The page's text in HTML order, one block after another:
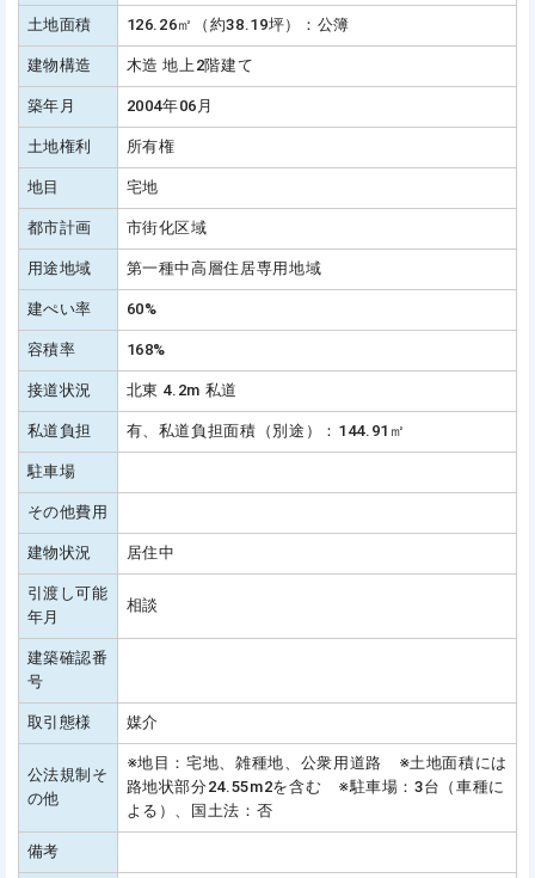
土地面積 126.26㎡（約38.19坪）：公簿
建物構造 木造 地上2階建て
築年月 2004年06月
土地権利 所有権
地目 宅地
都市計画 市街化区域
用途地域 第一種中高層住居専用地域
建ぺい率 60%
容積率 168%
接道状況 北東 4.2m 私道
私道負担 有、私道負担面積（別途）：144.91㎡
駐車場
その他費用
建物状況 居住中
引渡し可能
年月
相談
建築確認番
号
取引態様 媒介
公法規制そ
の他
※地目：宅地、雑種地、公衆用道路 ※土地面積には
路地状部分24.55m2を含む ※駐車場：3台（車種に
よる）、国土法：否
備考